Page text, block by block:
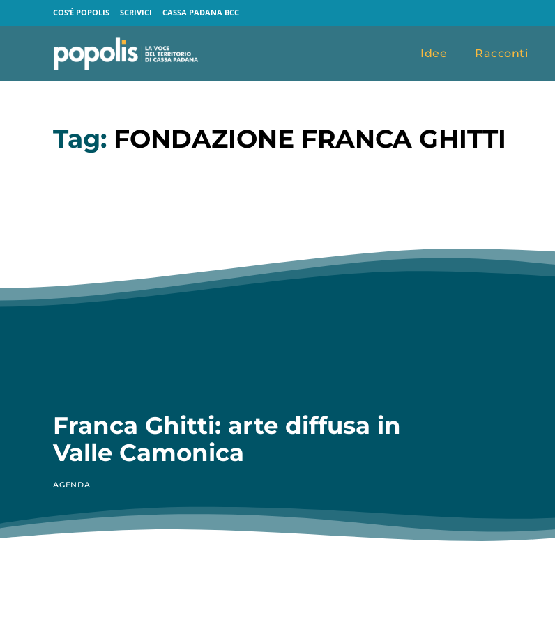
COS’È POPOLIS SCRIVICI CASSA PADANA BCC
Idee Racconti
Tag: FONDAZIONE FRANCA GHITTI
Franca Ghitti: arte diffusa in
Valle Camonica
AGENDA